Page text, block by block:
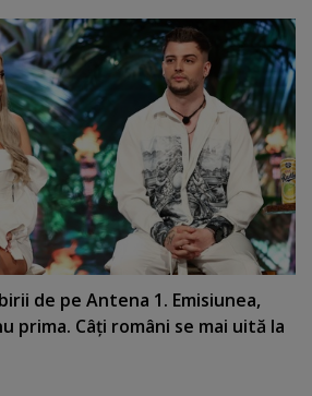
de pe Antena 1. Emisiunea,
prima. Câţi români se mai uită la